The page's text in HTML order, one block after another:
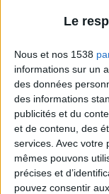
Le
Nous et nos 1538
informations sur un
des données
des informations
publicités et du
et de contenu, des
services. Avec votre
mêmes pouvons
précises et
pouvez consentir
travailler les
Vous pouvez
contiennent
étiquettes
qui contiennent
que les autres
grammes).